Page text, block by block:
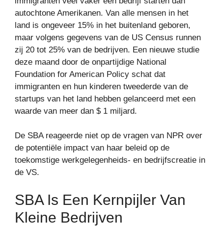
autochtone Amerikanen. Van alle mensen in het
land is ongeveer 15% in het buitenland geboren,
maar volgens gegevens van de US Census runnen
zij 20 tot 25% van de bedrijven. Een nieuwe studie
deze maand door de onpartijdige National
Foundation for American Policy schat dat
immigranten en hun kinderen tweederde van de
startups van het land hebben gelanceerd met een
waarde van meer dan $ 1 miljard.
De SBA reageerde niet op de vragen van NPR over
de potentiële impact van haar beleid op de
toekomstige werkgelegenheids- en bedrijfscreatie in
de VS.
SBA Is Een Kernpijler Van
Kleine Bedrijven